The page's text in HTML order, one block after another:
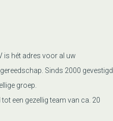
is hét adres voor al uw
Sinds 2000 gevestigd
groep.
een gezellig team van ca. 20